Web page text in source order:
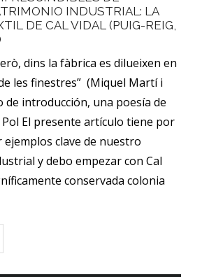
INDUSTRIAL: LA
DE CAL VIDAL (PUIG-REIG,
dins la fàbrica es dilueixen en
les finestres” (Miquel Martí i
de introducción, una poesía de
El presente artículo tiene por
clave de nuestro
y debo empezar con Cal
conservada colonia